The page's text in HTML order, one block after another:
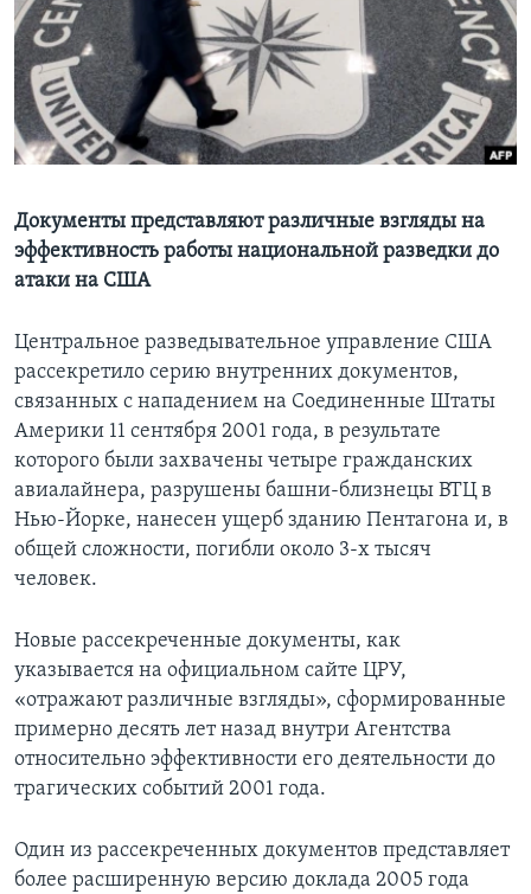
Learning English
СОЦИАЛЬНЫЕ СЕТИ
Языки
Документы представляют различные взгляды на
эффективность работы национальной разведки до
атаки на США
Центральное разведывательное управление США
рассекретило серию внутренних документов,
связанных с нападением на Соединенные Штаты
Америки 11 сентября 2001 года, в результате
которого были захвачены четыре гражданских
авиалайнера, разрушены башни-близнецы ВТЦ в
Нью-Йорке, нанесен ущерб зданию Пентагона и, в
общей сложности, погибли около 3-х тысяч
человек.
Новые рассекреченные документы, как
указывается на официальном сайте ЦРУ,
«отражают различные взгляды», сформированные
примерно десять лет назад внутри Агентства
относительно эффективности его деятельности до
трагических событий 2001 года.
Один из рассекреченных документов представляет
более расширенную версию доклада 2005 года